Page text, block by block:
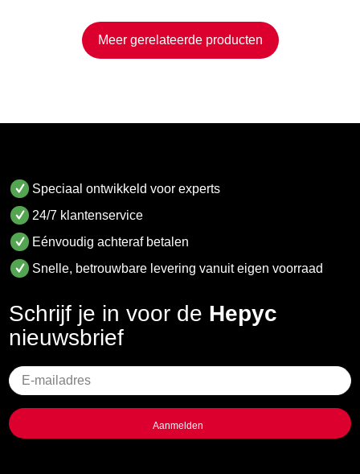
Meer gerelateerde producten
Speciaal ontwikkeld voor experts
24/7 klantenservice
Eénvoudig achteraf betalen
Snelle, betrouwbare levering vanuit eigen voorraad
Schrijf je in voor de Hepyc
nieuwsbrief
Geen
titel